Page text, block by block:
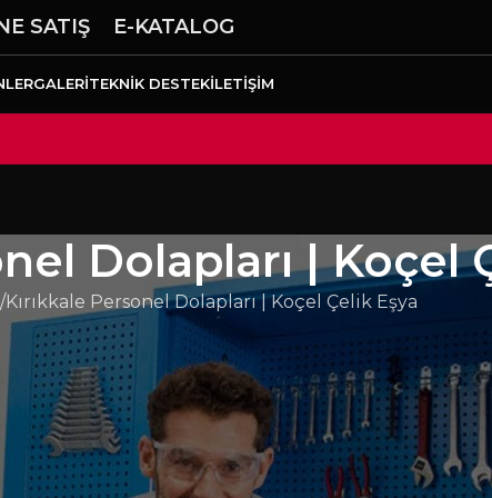
SATIŞ E-KATALOG
GALERITEKNIK DESTEKİLETIŞIM
Dolapları | Koçel
Kırıkkale Personel Dolapları | Koçel Çelik Eşya
işletmeler için personel dolapları alanında uzun
kaliteli metal bileşenler, ağır endüstriyel kullanım
fabrika hatlarında yalın üretim kültürünü
erişimi hızlanır, arama süreleri azalır ve